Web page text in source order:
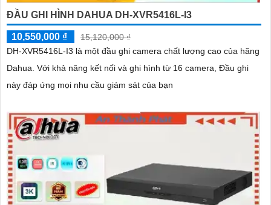
ĐẦU GHI HÌNH DAHUA DH-XVR5416L-I3
10,550,000 ₫
15,120,000 ₫
DH-XVR5416L-I3 là một đầu ghi camera chất lượng cao của hãng
Dahua. Với khả năng kết nối và ghi hình từ 16 camera, Đầu ghi
này đáp ứng mọi nhu cầu giám sát của bạn